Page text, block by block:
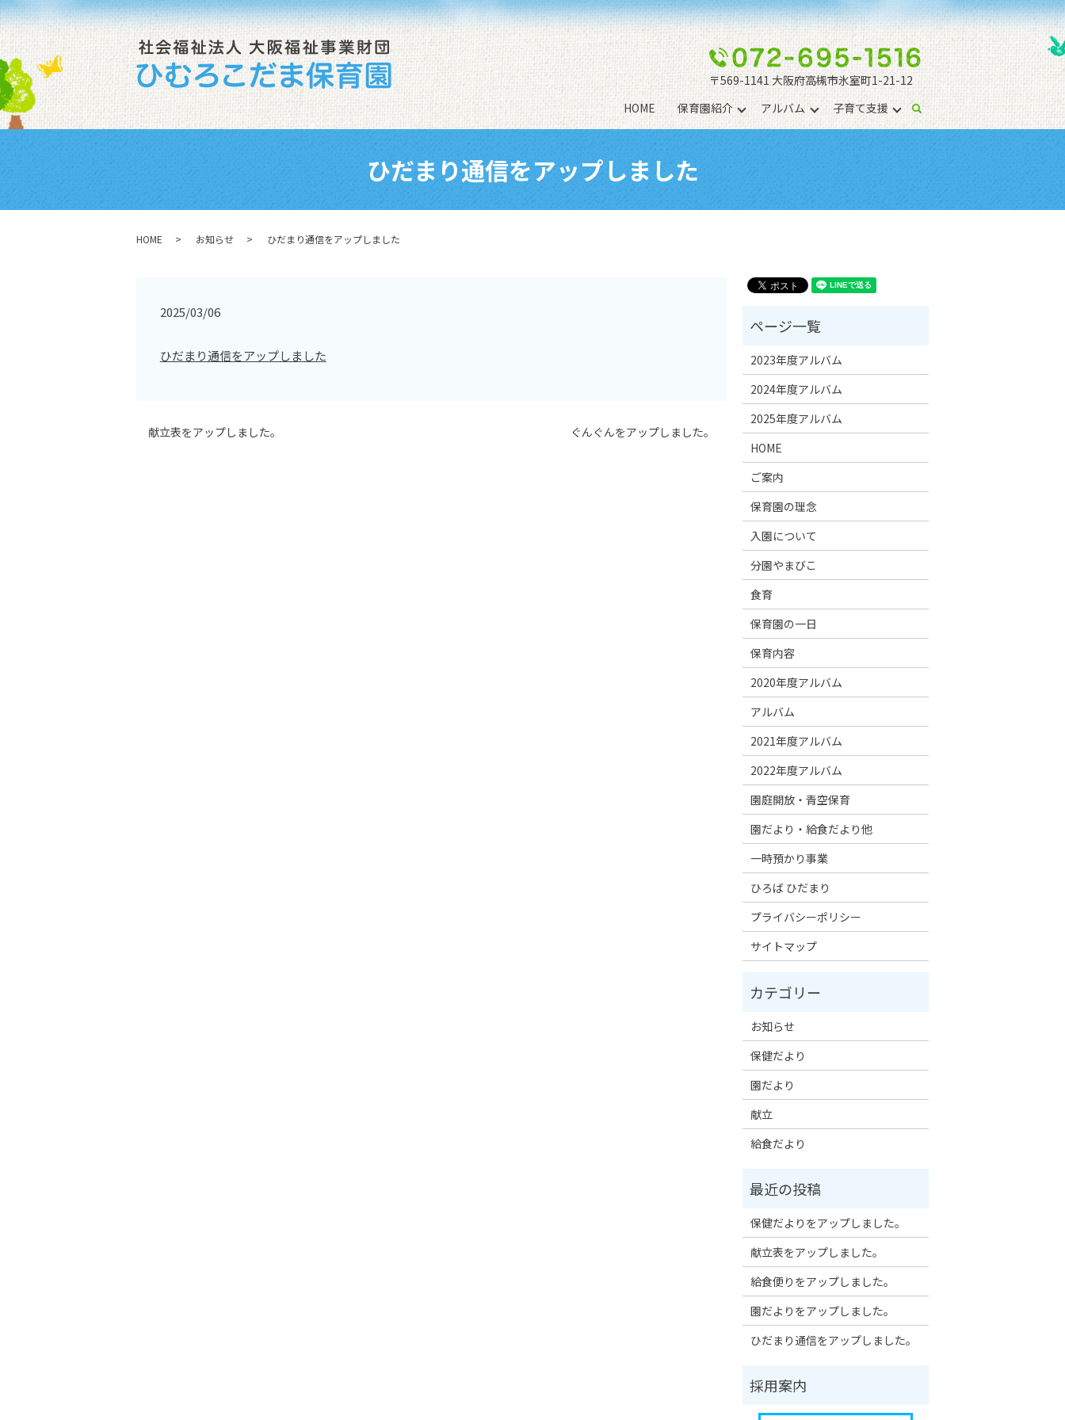
HOME 保育園紹介 アルバム 子育て支援 search
〒569-1141 大阪府高槻市氷室町1-21-12
ひだまり通信をアップしました
HOME お知らせ ひだまり通信をアップしました
2025/03/06
ひだまり通信をアップしました
献立表をアップしました。 ぐんぐんをアップしました。
2023年度アルバム
2024年度アルバム
2025年度アルバム
HOME
ご案内
保育園の理念
入園について
分園やまびこ
食育
保育園の一日
保育内容
2020年度アルバム
アルバム
2021年度アルバム
2022年度アルバム
園庭開放・青空保育
園だより・給食だより他
一時預かり事業
ひろば ひだまり
プライバシーポリシー
サイトマップ
お知らせ
保健だより
園だより
献立
給食だより
保健だよりをアップしました。
献立表をアップしました。
給食便りをアップしました。
園だよりをアップしました。
ひだまり通信をアップしました。